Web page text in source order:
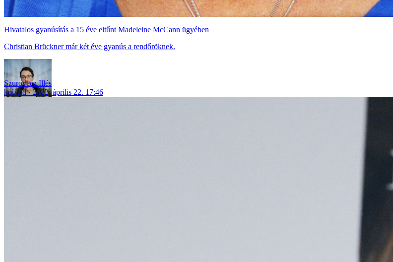
Hivatalos gyanúsítás a 15 éve eltűnt Madeleine McCann ügyében
Christian Brückner már két éve gyanús a rendőröknek.
Szurovecz Illés
külföld
2022. április 22. 17:46